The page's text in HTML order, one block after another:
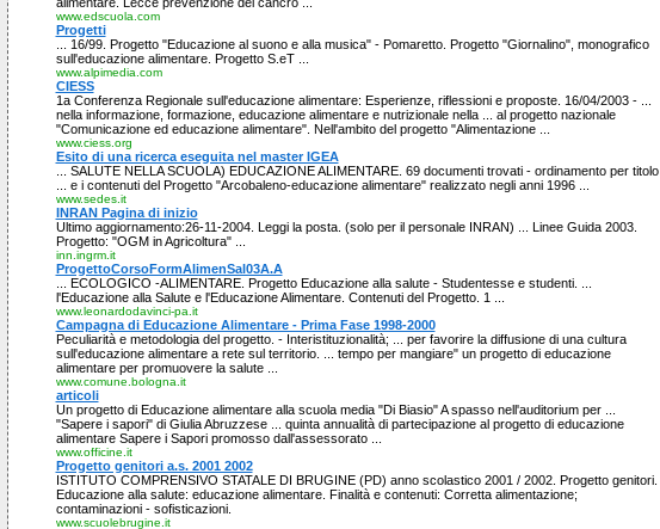
www.edscuola.com
Progetti
... 16/99. Progetto "Educazione al suono e alla musica" - Pomaretto. Progetto "Giornalino", monografico
sull'educazione alimentare. Progetto S.eT ...
www.alpimedia.com
CIESS
1a Conferenza Regionale sull'educazione alimentare: Esperienze, riflessioni e proposte. 16/04/2003 - ...
nella informazione, formazione, educazione alimentare e nutrizionale nella ... al progetto nazionale
"Comunicazione ed educazione alimentare". Nell'ambito del progetto "Alimentazione ...
www.ciess.org
Esito di una ricerca eseguita nel master IGEA
... SALUTE NELLA SCUOLA) EDUCAZIONE ALIMENTARE. 69 documenti trovati - ordinamento per titolo
... e i contenuti del Progetto "Arcobaleno-educazione alimentare" realizzato negli anni 1996 ...
www.sedes.it
INRAN Pagina di inizio
Ultimo aggiornamento:26-11-2004. Leggi la posta. (solo per il personale INRAN) ... Linee Guida 2003.
Progetto: "OGM in Agricoltura" ...
inn.ingrm.it
ProgettoCorsoFormAlimenSal03A.A
... ECOLOGICO -ALIMENTARE. Progetto Educazione alla salute - Studentesse e studenti. ...
l'Educazione alla Salute e l'Educazione Alimentare. Contenuti del Progetto. 1 ...
www.leonardodavinci-pa.it
Campagna di Educazione Alimentare - Prima Fase 1998-2000
Peculiarità e metodologia del progetto. - Interistituzionalità; ... per favorire la diffusione di una cultura
sull'educazione alimentare a rete sul territorio. ... tempo per mangiare" un progetto di educazione
alimentare per promuovere la salute ...
www.comune.bologna.it
articoli
Un progetto di Educazione alimentare alla scuola media "Di Biasio" A spasso nell'auditorium per ...
"Sapere i sapori" di Giulia Abruzzese ... quinta annualità di partecipazione al progetto di educazione
alimentare Sapere i Sapori promosso dall'assessorato ...
www.officine.it
Progetto genitori a.s. 2001 2002
ISTITUTO COMPRENSIVO STATALE DI BRUGINE (PD) anno scolastico 2001 / 2002. Progetto genitori.
Educazione alla salute: educazione alimentare. Finalità e contenuti: Corretta alimentazione;
contaminazioni - sofisticazioni.
www.scuolebrugine.it